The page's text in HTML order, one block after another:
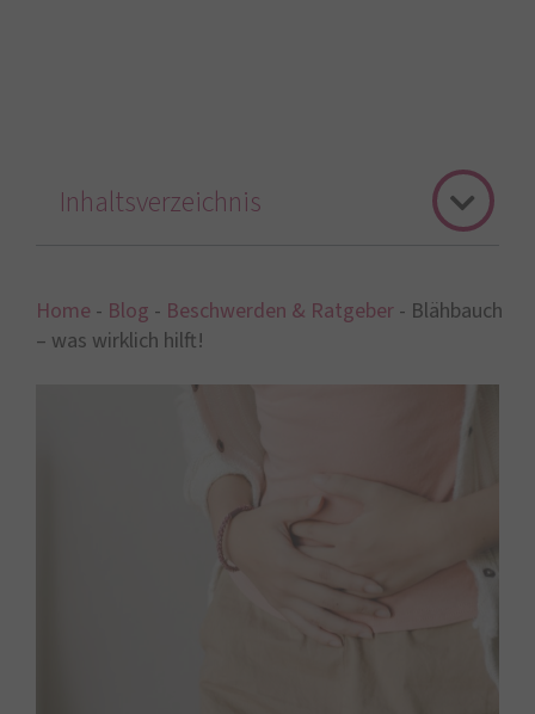
Home - Blog - Beschwerden & Ratgeber - Blähbauch
– was wirklich hilft!
Inhaltsverzeichnis